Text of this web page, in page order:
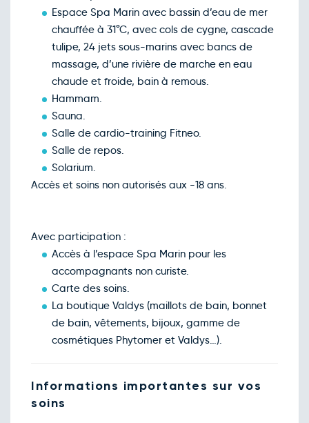
Espace Spa Marin avec bassin d’eau de mer
chauffée à 31°C, avec cols de cygne, cascade
tulipe, 24 jets sous-marins avec bancs de
massage, d’une rivière de marche en eau
chaude et froide, bain à remous.
Hammam.
Sauna.
Salle de cardio-training Fitneo.
Salle de repos.
Solarium.
Accès et soins non autorisés aux -18 ans.
Avec participation :
Accès à l’espace Spa Marin pour les
accompagnants non curiste.
Carte des soins.
La boutique Valdys (maillots de bain, bonnet
de bain, vêtements, bijoux, gamme de
cosmétiques Phytomer et Valdys…).
Informations importantes sur vos
soins